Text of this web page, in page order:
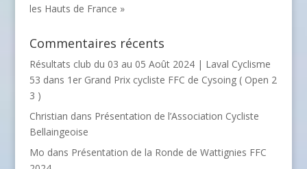
les Hauts de France »
Commentaires récents
Résultats club du 03 au 05 Août 2024 | Laval Cyclisme
53 dans 1er Grand Prix cycliste FFC de Cysoing ( Open 2
3 )
Christian dans Présentation de l’Association Cycliste
Bellaingeoise
Mo dans Présentation de la Ronde de Wattignies FFC